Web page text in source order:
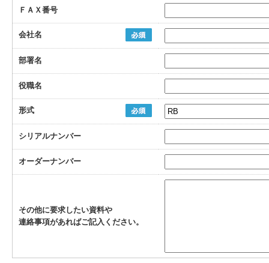
ＦＡＸ番号
会社名
部署名
役職名
形式
シリアルナンバー
オーダーナンバー
その他に要求したい資料や
連絡事項があればご記入ください。